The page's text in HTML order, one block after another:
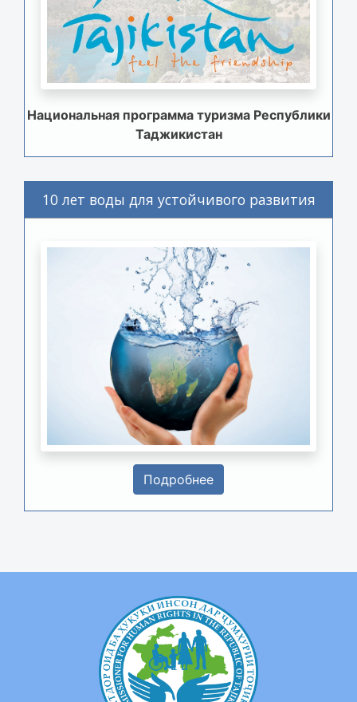
Национальная программа туризма Республики
Таджикистан
10 лет воды для устойчивого развития
Подробнее